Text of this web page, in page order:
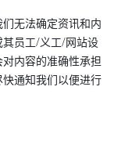
无法确定资讯和内
员工/义工/网站设
内容的准确性承担
通知我们以便进行